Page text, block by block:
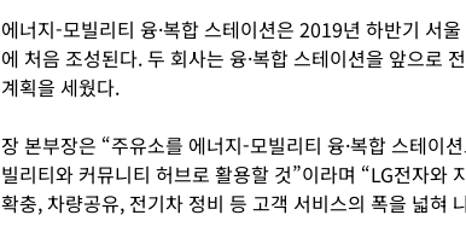
에너지-모빌리티 융·복합 스테이션은 2019년 하반기 서
에 처음 조성된다. 두 회사는 융·복합 스테이션을 앞으로
계획을 세웠다.
장 본부장은 “주유소를 에너지-모빌리티 융·복합 스테이
빌리티와 커뮤니티 허브로 활용할 것”이라며 “LG전자와
확충, 차량공유, 전기차 정비 등 고객 서비스의 폭을 넓혀